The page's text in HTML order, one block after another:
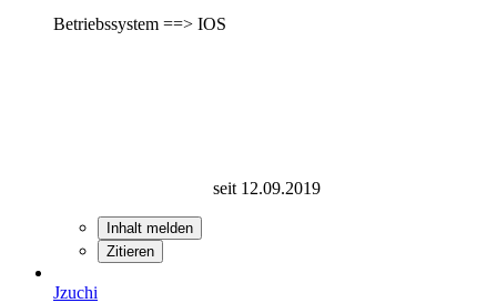
Betriebssystem ==> IOS
seit 12.09.2019
Inhalt melden
Zitieren
Jzuchi